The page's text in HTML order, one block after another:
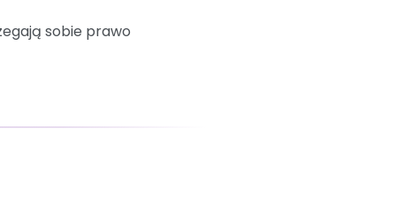
sobie prawo